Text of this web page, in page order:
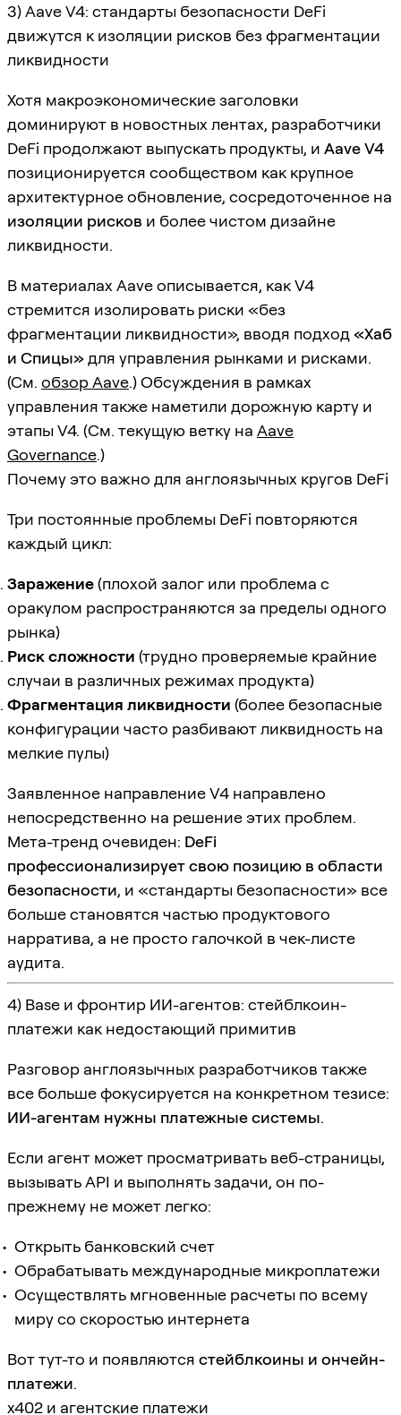
3) Aave V4: стандарты безопасности DeFi
движутся к изоляции рисков без фрагментации
ликвидности
Хотя макроэкономические заголовки
доминируют в новостных лентах, разработчики
DeFi продолжают выпускать продукты, и Aave V4
позиционируется сообществом как крупное
архитектурное обновление, сосредоточенное на
изоляции рисков и более чистом дизайне
ликвидности.
В материалах Aave описывается, как V4
стремится изолировать риски «без
фрагментации ликвидности», вводя подход «Хаб
и Спицы»для управления рынками и рисками.
(См. обзор Aave.) Обсуждения в рамках
управления также наметили дорожную карту и
этапы V4. (См. текущую ветку на Aave
Governance.)
Почему это важно для англоязычных кругов DeFi
Три постоянные проблемы DeFi повторяются
каждый цикл:
Заражение(плохой залог или проблема с
оракулом распространяются за пределы одного
рынка)
Риск сложности (трудно проверяемые крайние
случаи в различных режимах продукта)
Фрагментация ликвидности (более безопасные
конфигурации часто разбивают ликвидность на
мелкие пулы)
Заявленное направление V4 направлено
непосредственно на решение этих проблем.
Мета-тренд очевиден: DeFi
профессионализирует свою позицию в области
безопасности, и «стандарты безопасности» все
больше становятся частью продуктового
нарратива, а не просто галочкой в чек-листе
аудита.
4) Base и фронтир ИИ-агентов: стейблкоин-
платежи как недостающий примитив
Разговор англоязычных разработчиков также
все больше фокусируется на конкретном тезисе:
ИИ-агентам нужны платежные системы.
Если агент может просматривать веб-страницы,
вызывать API и выполнять задачи, он по-
прежнему не может легко:
Открыть банковский счет
Обрабатывать международные микроплатежи
Осуществлять мгновенные расчеты по всему
миру со скоростью интернета
Вот тут-то и появляются стейблкоины и ончейн-
платежи.
x402 и агентские платежи